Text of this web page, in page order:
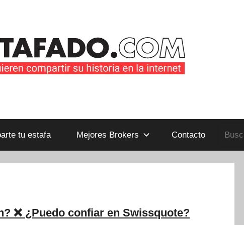
tu estafa Mejores Brokers Contacto
Buscar:
❌ ¿Puedo confiar en Swissquote?